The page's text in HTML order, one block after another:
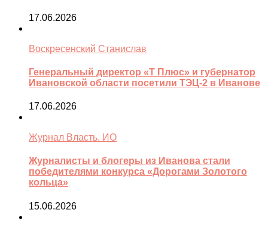
17.06.2026
Воскресенский Станислав
Генеральный директор «Т Плюс» и губернатор
Ивановской области посетили ТЭЦ-2 в Иванове
17.06.2026
Журнал Власть. ИО
Журналисты и блогеры из Иванова стали
победителями конкурса «Дорогами Золотого
кольца»
15.06.2026